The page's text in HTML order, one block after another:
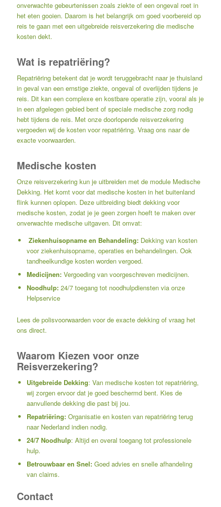
onverwachte gebeurtenissen zoals ziekte of een ongeval roet in
het eten gooien. Daarom is het belangrijk om goed voorbereid op
reis te gaan met een uitgebreide reisverzekering die medische
kosten dekt.
Wat is repatriëring?
Repatriëring betekent dat je wordt teruggebracht naar je thuisland
in geval van een ernstige ziekte, ongeval of overlijden tijdens je
reis. Dit kan een complexe en kostbare operatie zijn, vooral als je
in een afgelegen gebied bent of speciale medische zorg nodig
hebt tijdens de reis. Met onze doorlopende reisverzekering
vergoeden wij de kosten voor repatriëring. Vraag ons naar de
exacte voorwaarden.
Medische kosten
Onze reisverzekering kun je uitbreiden met de module Medische
Dekking. Het komt voor dat medische kosten in het buitenland
flink kunnen oplopen. Deze uitbreiding biedt dekking voor
medische kosten, zodat je je geen zorgen hoeft te maken over
onverwachte medische uitgaven. Dit omvat:
Ziekenhuisopname en Behandeling:Dekking van kosten
voor ziekenhuisopname, operaties en behandelingen. Ook
tandheelkundige kosten worden vergoed.
Medicijnen:Vergoeding van voorgeschreven medicijnen.
Noodhulp:24/7 toegang tot noodhulpdiensten via onze
Helpservice
Lees de polisvoorwaarden voor de exacte dekking of vraag het
ons direct.
Waarom Kiezen voor onze
Reisverzekering?
Uitgebreide Dekking: Van medische kosten tot repatriëring,
wij zorgen ervoor dat je goed beschermd bent. Kies de
aanvullende dekking die past bij jou.
Repatriëring:Organisatie en kosten van repatriëring terug
naar Nederland indien nodig.
24/7 Noodhulp: Altijd en overal toegang tot professionele
hulp.
Betrouwbaar en Snel:Goed advies en snelle afhandeling
van claims.
Contact